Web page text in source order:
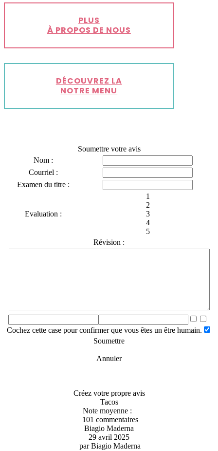
PLUS
À PROPOS DE NOUS
DÉCOUVREZ LA
NOTRE MENU
Soumettre votre avis
Nom :
Courriel :
Examen du titre :
Evaluation :
1
2
3
4
5
Révision :
Cochez cette case pour confirmer que vous êtes un être humain.
Soumettre
Annuler
Créez votre propre avis
Tacos
Note moyenne :
101 commentaires
Biagio Maderna
29 avril 2025
parBiagio Maderna